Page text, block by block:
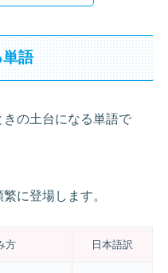
語
の土台になる単語で
に登場します。
方 日本語訳